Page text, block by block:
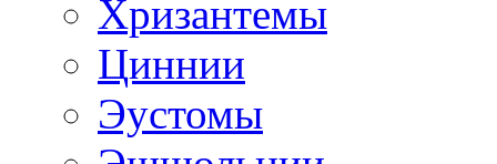
Хризантемы
Циннии
Эустомы